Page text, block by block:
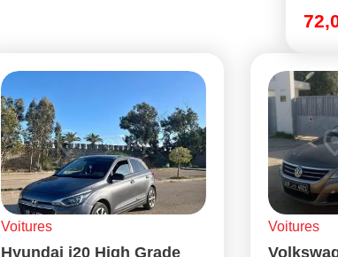
Voitures
Hyundai i20 High Grade
Voitures